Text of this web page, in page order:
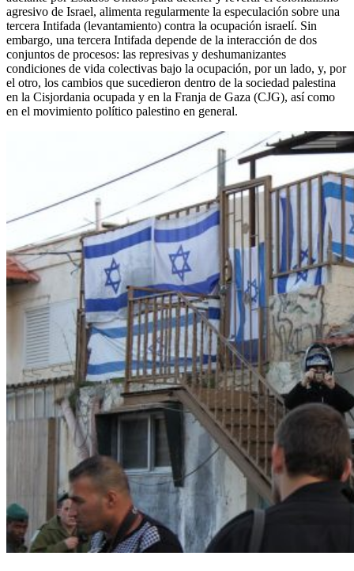
agresivo de Israel, alimenta regularmente la especulación sobre una
tercera Intifada (levantamiento) contra la ocupación israelí. Sin
embargo, una tercera Intifada depende de la interacción de dos
conjuntos de procesos: las represivas y deshumanizantes
condiciones de vida colectivas bajo la ocupación, por un lado, y, por
el otro, los cambios que sucedieron dentro de la sociedad palestina
en la Cisjordania ocupada y en la Franja de Gaza (CJG), así como
en el movimiento político palestino en general.